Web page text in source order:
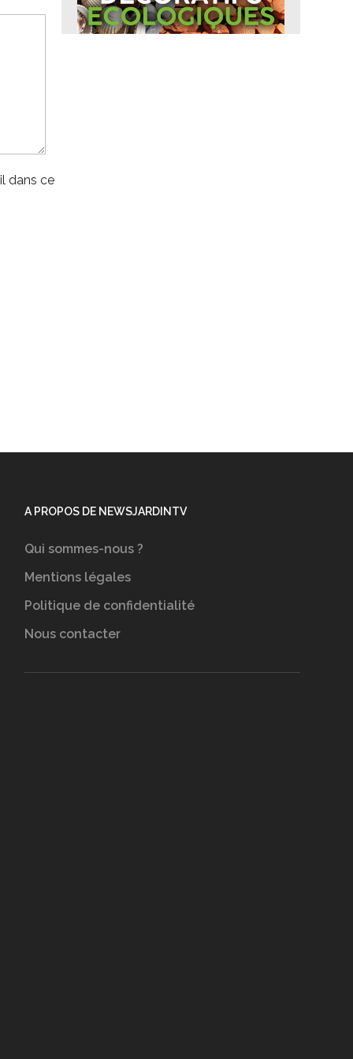
dans ce
A PROPOS DE NEWSJARDINTV
Qui sommes-nous ?
Mentions légales
Politique de confidentialité
Nous contacter